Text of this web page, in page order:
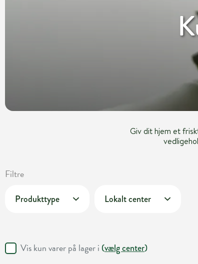
Giv dit hjem et
Filtre
Produkttype Lokalt center
Vis kun varer på lager i (vælg center)